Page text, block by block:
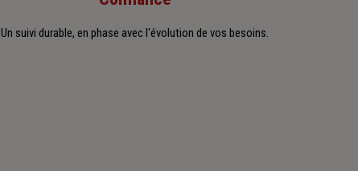
Un suivi durable, en phase avec l'évolution de vos besoins.